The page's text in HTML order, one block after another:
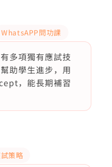
WhatsAPP問功課
多項獨有應試技
助學生進步，用
，能長期補習
策略